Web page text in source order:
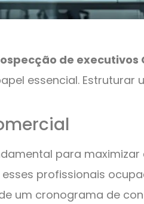
de executivos
essencial. Estruturar
para
profissionais
um cronograma de